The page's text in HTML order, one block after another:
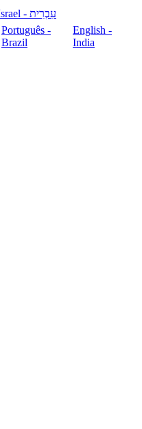
עִבְרִית - Israel
Português -
Brazil
English -
India